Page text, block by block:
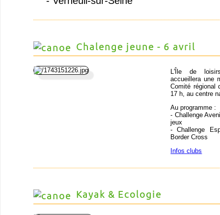
Chalenge jeune - 6 avril
L'Île de loisirs
accueillera une
Comité régional
17 h, au centre
Au programme :
- Challenge
jeux
- Challenge
Border Cross
Infos clubs
Kayak & Ecologie